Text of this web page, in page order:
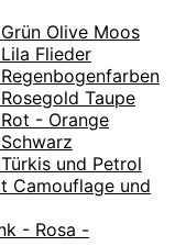
Olive Moos
Flieder
Taupe
- Orange
und Petrol
Camouflage und
- Rosa -